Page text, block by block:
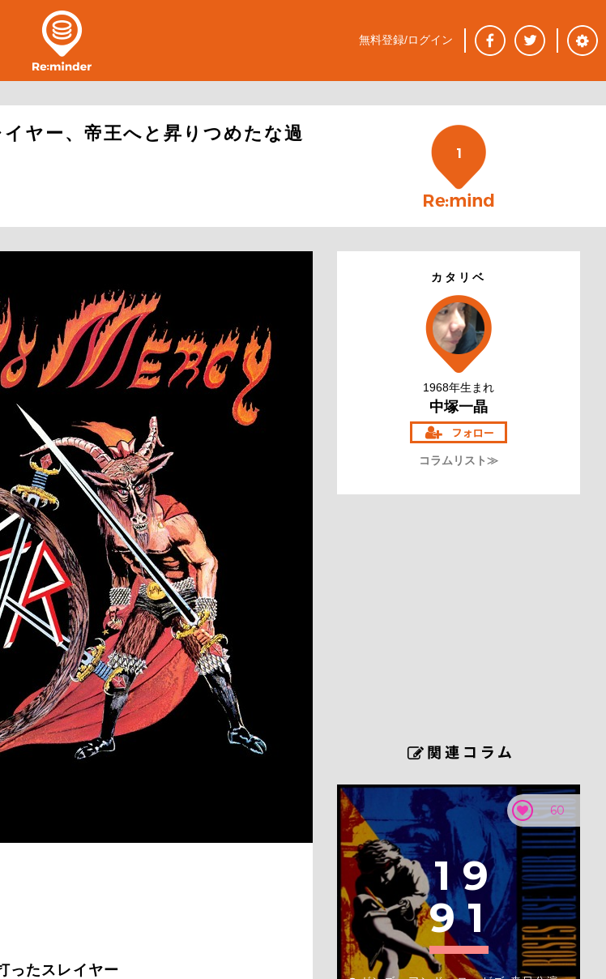
ヤー、帝王へと昇りつめたな過
1
ったスレイヤー
カタリベ
1968年生まれ
中塚一晶
コラムリスト≫
60
1 9
9 1
無料登録/ログイン